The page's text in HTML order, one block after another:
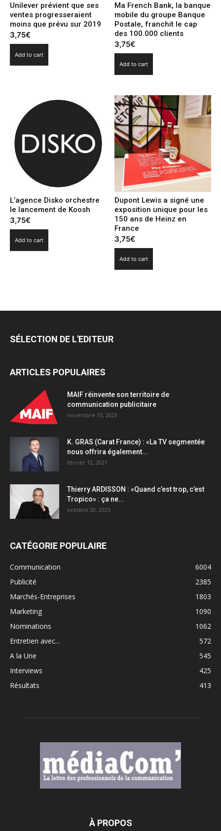
Unilever prévient que ses
ventes progresseraient
moins que prévu sur 2019
3,75€
Add to cart
Ma French Bank, la banque
mobile du groupe Banque
Postale, franchit le cap
des 100.000 clients
3,75€
Add to cart
L’agence Disko orchestre
le lancement de Koosh
3,75€
Add to cart
Dupont Lewis a signé une
exposition unique pour les
150 ans de Heinz en
France
3,75€
Add to cart
SÉLECTION DE L'EDITEUR
ARTICLES POPULAIRES
MAIF réinvente son territoire de
communication publicitaire
novembre 15, 2023
K. GRAS (Carat France) : «La TV segmentée
nous offrira également...
février 12, 2021
Thierry ARDISSON : «Quand c’est trop, c’est
Tropico» : ça ne...
octobre 20, 2023
CATÉGORIE POPULAIRE
Communication
6004
Publicité
2385
Marchés-Entreprises
1803
Marketing
1090
Nominations
1062
Entretien avec...
572
A la Une
545
Interviews
425
Résultats
413
À PROPOS